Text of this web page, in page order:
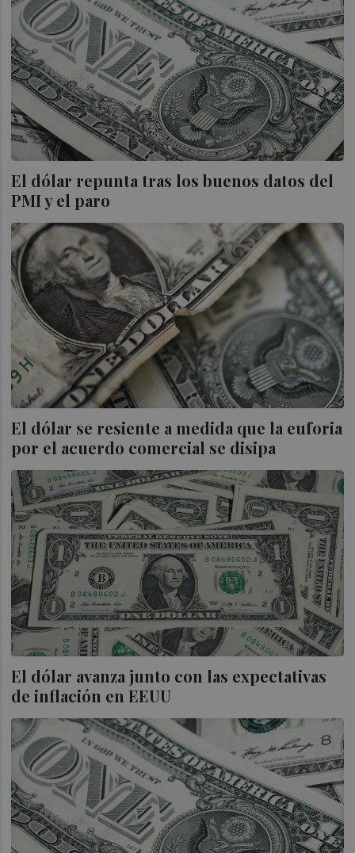
El dólar repunta tras los buenos datos del
PMI y el paro
El dólar se resiente a medida que la euforia
por el acuerdo comercial se disipa
El dólar avanza junto con las expectativas
de inflación en EEUU